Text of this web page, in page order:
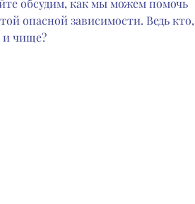
обсудим, как мы можем помочь
опасной зависимости. Ведь кто,
и чище?